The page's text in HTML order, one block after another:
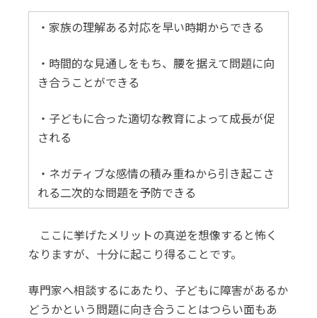
・家族の理解ある対応を早い時期からできる
・時間的な見通しをもち、腰を据えて問題に向
き合うことができる
・子どもに合った適切な教育によって成長が促
される
・ネガティブな感情の積み重ねから引き起こさ
れる二次的な問題を予防できる
ここに挙げたメリットの真逆を想像すると怖く
なりますが、十分に起こり得ることです。
専門家へ相談するにあたり、子どもに障害があるか
どうかという問題に向き合うことはつらい面もあ